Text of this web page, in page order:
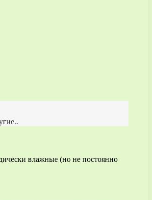
влажные (но не постоянно